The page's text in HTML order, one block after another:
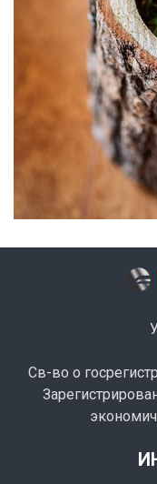
Св-во о